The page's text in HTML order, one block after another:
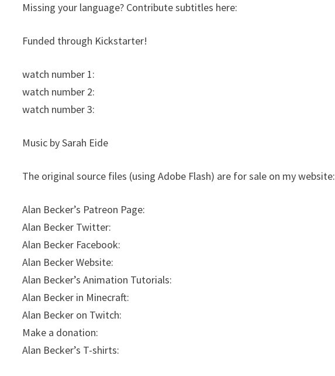
Missing your language? Contribute subtitles here:
Funded through Kickstarter!
watch number 1:
watch number 2:
watch number 3:
Music by Sarah Eide
The original source files (using Adobe Flash) are for sale on my website:
Alan Becker’s Patreon Page:
Alan Becker Twitter:
Alan Becker Facebook:
Alan Becker Website:
Alan Becker’s Animation Tutorials:
Alan Becker in Minecraft:
Alan Becker on Twitch:
Make a donation:
Alan Becker’s T-shirts: